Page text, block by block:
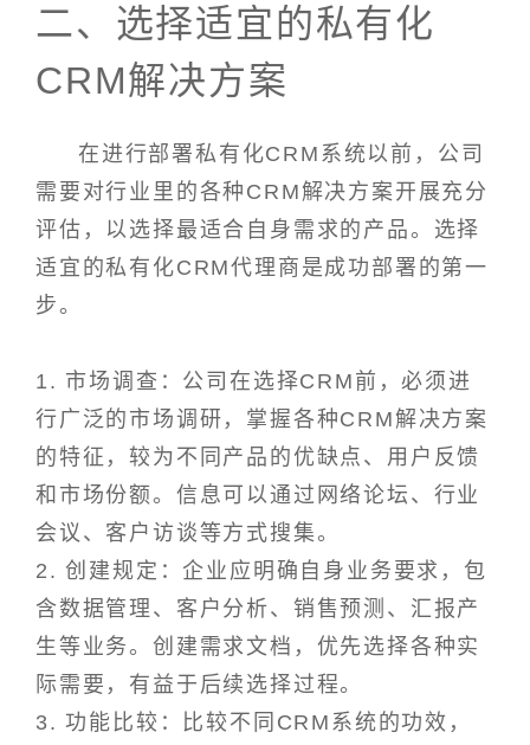
二、选择适宜的私有化
CRM解决方案
在进行部署私有化CRM系统以前，公司
需要对行业里的各种CRM解决方案开展充分
评估，以选择最适合自身需求的产品。选择
适宜的私有化CRM代理商是成功部署的第一
步。
1. 市场调查：公司在选择CRM前，必须进
行广泛的市场调研，掌握各种CRM解决方案
的特征，较为不同产品的优缺点、用户反馈
和市场份额。信息可以通过网络论坛、行业
会议、客户访谈等方式搜集。
2. 创建规定：企业应明确自身业务要求，包
含数据管理、客户分析、销售预测、汇报产
生等业务。创建需求文档，优先选择各种实
际需要，有益于后续选择过程。
3. 功能比较：比较不同CRM系统的功效，